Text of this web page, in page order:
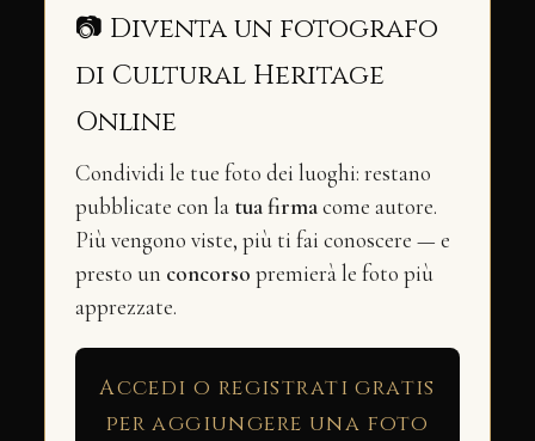
📷 Diventa un fotografo
di Cultural Heritage
Online
Condividi le tue foto dei luoghi: restano
pubblicate con la tua firmacome autore.
Più vengono viste, più ti fai conoscere — e
presto un concorso premierà le foto più
apprezzate.
Accedi o registrati gratis
per aggiungere una foto